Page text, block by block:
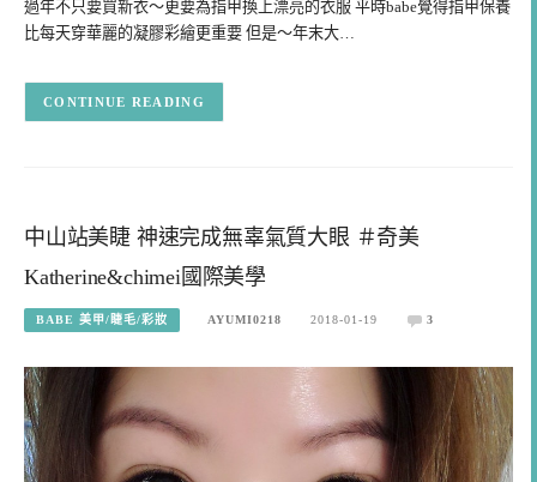
過年不只要買新衣～更要為指甲換上漂亮的衣服 平時babe覺得指甲保養
比每天穿華麗的凝膠彩繪更重要 但是～年末大…
CONTINUE READING
中山站美睫 神速完成無辜氣質大眼 ＃奇美
Katherine&chimei國際美學
BABE 美甲/睫毛/彩妝 AYUMI0218 2018-01-19 3